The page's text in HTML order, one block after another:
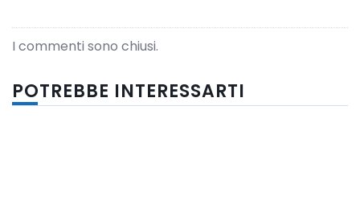
I commenti sono chiusi.
POTREBBE INTERESSARTI